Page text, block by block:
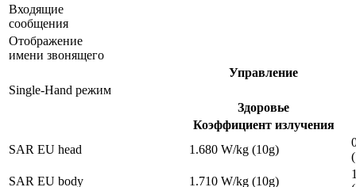
Входящие
сообщения
Отображение
имени звонящего
Управление
Single-Hand режим
Здоровье
Коэффициент излучения
SAR EU head
1.680 W/kg (10g)
SAR EU body
1.710 W/kg (10g)